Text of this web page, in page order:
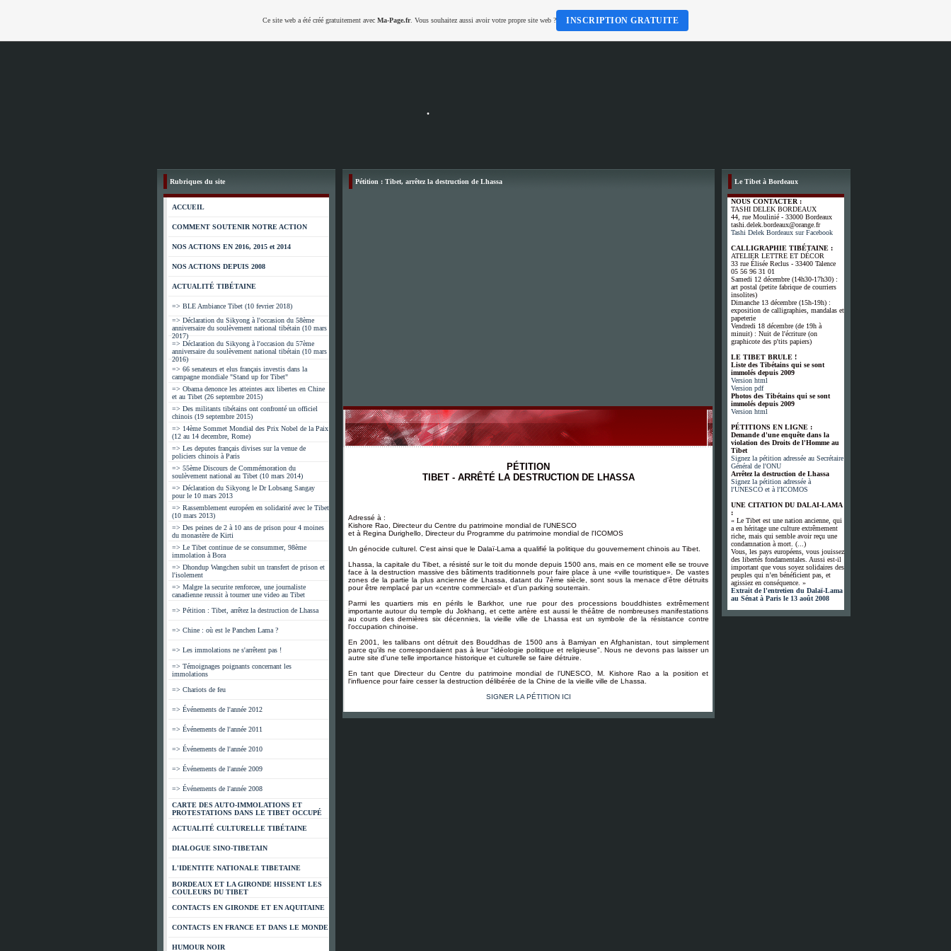
.
Rubriques du site
ACCUEIL
COMMENT SOUTENIR NOTRE ACTION
NOS ACTIONS EN 2016, 2015 et 2014
NOS ACTIONS DEPUIS 2008
ACTUALITÉ TIBÉTAINE
=> BLE Ambiance Tibet (10 fevrier 2018)
=> Déclaration du Sikyong à l'occasion du 58ème
anniversaire du soulèvement national tibétain (10 mars
2017)
=> Déclaration du Sikyong à l'occasion du 57ème
anniversaire du soulèvement national tibétain (10 mars
2016)
=> 66 senateurs et elus français investis dans la
campagne mondiale "Stand up for Tibet"
=> Obama denonce les atteintes aux libertes en Chine
et au Tibet (26 septembre 2015)
=> Des militants tibétains ont confronté un officiel
chinois (19 septembre 2015)
=> 14ème Sommet Mondial des Prix Nobel de la Paix
(12 au 14 decembre, Rome)
=> Les deputes français divises sur la venue de
policiers chinois à Paris
=> 55ème Discours de Commémoration du
soulèvement national au Tibet (10 mars 2014)
=> Déclaration du Sikyong le Dr Lobsang Sangay
pour le 10 mars 2013
=> Rassemblement européen en solidarité avec le Tibet
(10 mars 2013)
=> Des peines de 2 à 10 ans de prison pour 4 moines
du monastère de Kirti
=> Le Tibet continue de se consummer, 98ème
immolation à Bora
=> Dhondup Wangchen subit un transfert de prison et
l'isolement
=> Malgre la securite renforcee, une journaliste
canadienne reussit à tourner une video au Tibet
=> Pétition : Tibet, arrêtez la destruction de Lhassa
=> Chine : où est le Panchen Lama ?
=> Les immolations ne s'arrêtent pas !
=> Témoignages poignants concernant les
immolations
=> Chariots de feu
=> Événements de l'année 2012
=> Événements de l'année 2011
=> Événements de l'année 2010
=> Événements de l'année 2009
=> Événements de l'année 2008
CARTE DES AUTO-IMMOLATIONS ET
PROTESTATIONS DANS LE TIBET OCCUPÉ
ACTUALITÉ CULTURELLE TIBÉTAINE
DIALOGUE SINO-TIBETAIN
L'IDENTITE NATIONALE TIBETAINE
BORDEAUX ET LA GIRONDE HISSENT LES
COULEURS DU TIBET
CONTACTS EN GIRONDE ET EN AQUITAINE
CONTACTS EN FRANCE ET DANS LE MONDE
HUMOUR NOIR
Pétition : Tibet, arrêtez la destruction de Lhassa
PÉTITION
TIBET - ARRÊTÉ LA DESTRUCTION DE LHASSA
Adressé à :
Kishore Rao, Directeur du Centre du patrimoine mondial de l'UNESCO
et à Regina Durighello, Directeur du Programme du patrimoine mondial de l'ICOMOS
Un génocide culturel. C'est ainsi que le Dalaï-Lama a qualifié la politique du gouvernement chinois au Tibet.
Lhassa, la capitale du Tibet, a résisté sur le toit du monde depuis 1500 ans, mais en ce moment elle se trouve
face à la destruction massive des bâtiments traditionnels pour faire place à une «ville touristique». De vastes
zones de la partie la plus ancienne de Lhassa, datant du 7ème siècle, sont sous la menace d'être détruits
pour être remplacé par un «centre commercial» et d'un parking souterrain.
Parmi les quartiers mis en périls le Barkhor, une rue pour des processions bouddhistes extrêmement
importante autour du temple du Jokhang, et cette artère est aussi le théâtre de nombreuses manifestations
au cours des dernières six décennies, la vieille ville de Lhassa est un symbole de la résistance contre
l'occupation chinoise.
En 2001, les talibans ont détruit des Bouddhas de 1500 ans à Bamiyan en Afghanistan, tout simplement
parce qu'ils ne correspondaient pas à leur "idéologie politique et religieuse". Nous ne devons pas laisser un
autre site d'une telle importance historique et culturelle se faire détruire.
En tant que Directeur du Centre du patrimoine mondial de l'UNESCO, M. Kishore Rao a la position et
l'influence pour faire cesser la destruction délibérée de la Chine de la vieille ville de Lhassa.
SIGNER LA PÉTITION ICI
Le Tibet à Bordeaux
NOUS CONTACTER :
TASHI DELEK BORDEAUX
44, rue Moulinié - 33000 Bordeaux
tashi.delek.bordeaux@orange.fr
Tashi Delek Bordeaux sur Facebook
CALLIGRAPHIE TIBÉTAINE :
ATELIER LETTRE ET DÉCOR
33 rue Élisée Reclus - 33400 Talence
05 56 96 31 01
Samedi 12 décembre (14h30-17h30) :
art postal (petite fabrique de courriers
insolites)
Dimanche 13 décembre (15h-19h) :
exposition de calligraphies, mandalas et
papeterie
Vendredi 18 décembre (de 19h à
minuit) : Nuit de l'écriture (on
graphicote des p'tits papiers)
LE TIBET BRULE !
Liste des Tibétains qui se sont
immolés depuis 2009
Version html
Version pdf
Photos des Tibétains qui se sont
immolés depuis 2009
Version html
PÉTITIONS EN LIGNE :
Demande d'une enquête dans la
violation des Droits de l'Homme au
Tibet
Signez la pétition adressée au Secrétaire
Général de l'ONU
Arrêtez la destruction de Lhassa
Signez la pétition adressée à
l'UNESCO et à l'ICOMOS
UNE CITATION DU DALAI-LAMA
:
« Le Tibet est une nation ancienne, qui
a en héritage une culture extrêmement
riche, mais qui semble avoir reçu une
condamnation à mort. (...)
Vous, les pays européens, vous jouissez
des libertés fondamentales. Aussi est-il
important que vous soyez solidaires des
peuples qui n’en bénéficient pas, et
agissiez en conséquence. »
Extrait de l'entretien du Dalaï-Lama
au Sénat à Paris le 13 août 2008
Ce site web a été créé gratuitement avec Ma-Page.fr. Vous souhaitez aussi avoir votre propre site web ? INSCRIPTION GRATUITE